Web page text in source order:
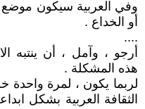
وفي العربية سيكون موضع
أو الخداع .
....
أرجو ، وآمل ، أن ينتبه
هذه المشكلة .
لربما يكون ، لمرة واحدة
الثقافة العربية بشكل